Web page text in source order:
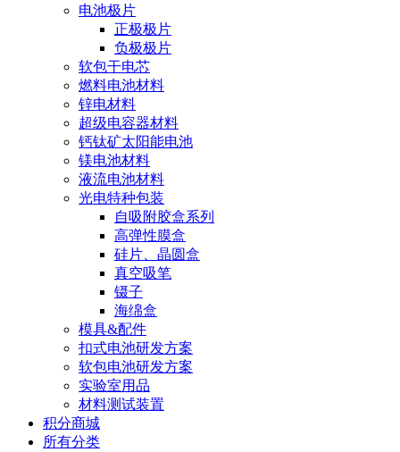
电池极片
正极极片
负极极片
软包干电芯
燃料电池材料
锌电材料
超级电容器材料
钙钛矿太阳能电池
镁电池材料
液流电池材料
光电特种包装
自吸附胶盒系列
高弹性膜盒
硅片、晶圆盒
真空吸笔
镊子
海绵盒
模具&配件
扣式电池研发方案
软包电池研发方案
实验室用品
材料测试装置
积分商城
所有分类